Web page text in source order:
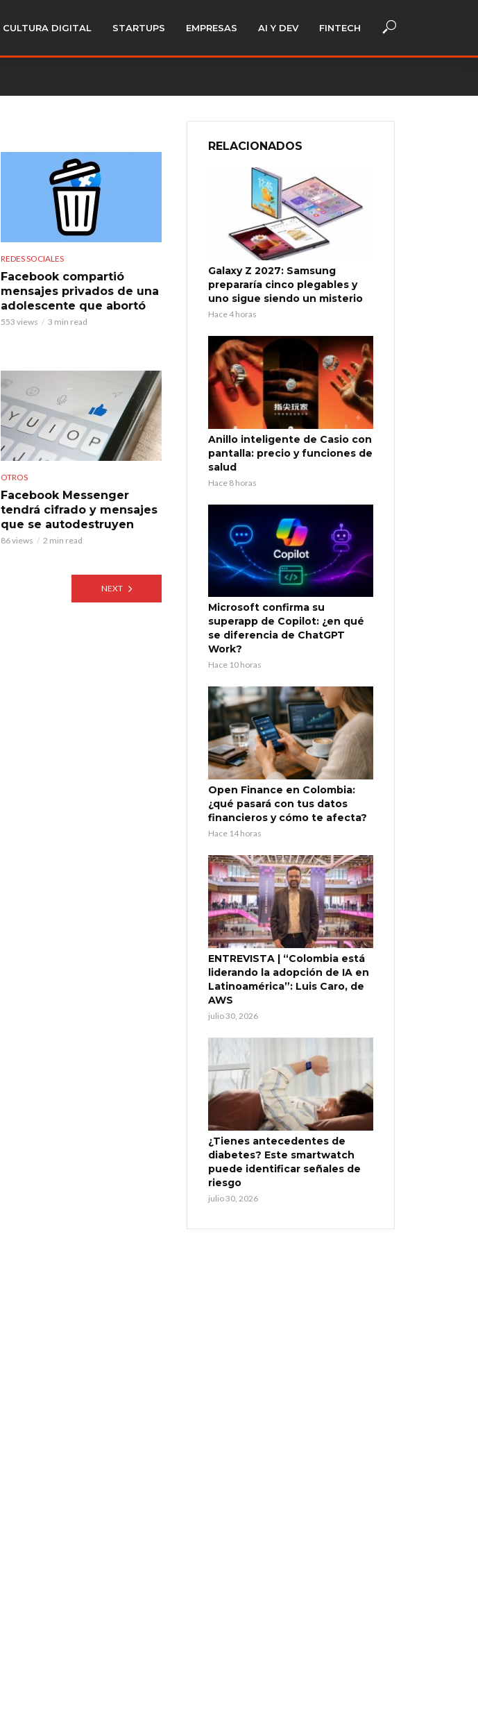
CULTURA DIGITAL STARTUPS EMPRESAS AI Y DEV FINTECH
REDES SOCIALES
Facebook compartió
mensajes privados de una
adolescente que abortó
553 views 3 min read
OTROS
Facebook Messenger
tendrá cifrado y mensajes
que se autodestruyen
86 views 2 min read
NEXT
RELACIONADOS
Galaxy Z 2027: Samsung
prepararía cinco plegables y
uno sigue siendo un misterio
Hace 4 horas
Anillo inteligente de Casio con
pantalla: precio y funciones de
salud
Hace 8 horas
Microsoft confirma su
superapp de Copilot: ¿en qué
se diferencia de ChatGPT
Work?
Hace 10 horas
Open Finance en Colombia:
¿qué pasará con tus datos
financieros y cómo te afecta?
Hace 14 horas
ENTREVISTA | “Colombia está
liderando la adopción de IA en
Latinoamérica”: Luis Caro, de
AWS
julio 30, 2026
¿Tienes antecedentes de
diabetes? Este smartwatch
puede identificar señales de
riesgo
julio 30, 2026